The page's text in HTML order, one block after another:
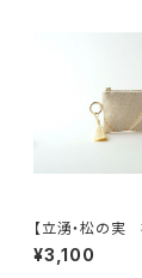
【立湧・松の
シルク 帯リメイ
ーム型ミニポー
¥3,100